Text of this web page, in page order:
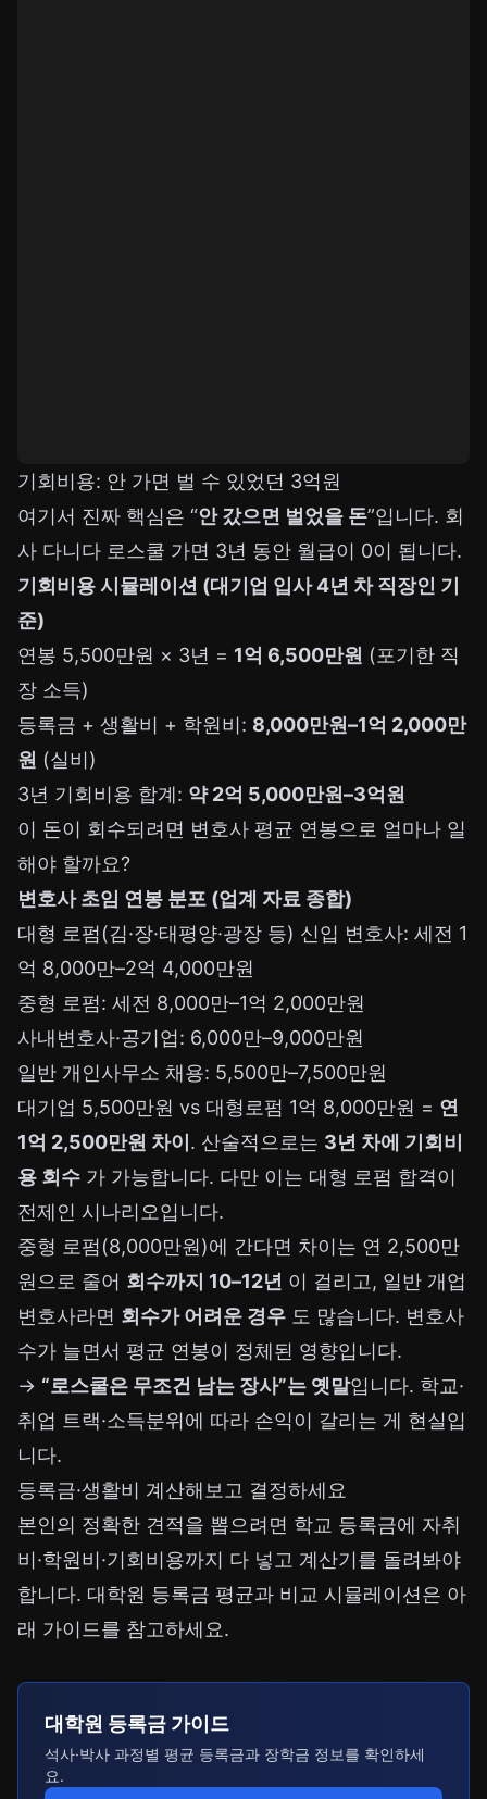
기회비용: 안 가면 벌 수 있었던 3억원
여기서 진짜 핵심은 “안 갔으면 벌었을 돈”입니다. 회
사 다니다 로스쿨 가면 3년 동안 월급이 0이 됩니다.
기회비용 시뮬레이션 (대기업 입사 4년 차 직장인 기
준)
연봉 5,500만원 × 3년 = 1억 6,500만원 (포기한 직
장 소득)
등록금 + 생활비 + 학원비: 8,000만원–1억 2,000만
원 (실비)
3년 기회비용 합계: 약 2억 5,000만원–3억원
이 돈이 회수되려면 변호사 평균 연봉으로 얼마나 일
해야 할까요?
변호사 초임 연봉 분포 (업계 자료 종합)
대형 로펌(김·장·태평양·광장 등) 신입 변호사: 세전 1
억 8,000만–2억 4,000만원
중형 로펌: 세전 8,000만–1억 2,000만원
사내변호사·공기업: 6,000만–9,000만원
일반 개인사무소 채용: 5,500만–7,500만원
대기업 5,500만원 vs 대형로펌 1억 8,000만원 = 연
1억 2,500만원 차이 . 산술적으로는 3년 차에 기회비
용 회수 가 가능합니다. 다만 이는 대형 로펌 합격이
전제인 시나리오입니다.
중형 로펌(8,000만원)에 간다면 차이는 연 2,500만
원으로 줄어 회수까지 10–12년 이 걸리고, 일반 개업
변호사라면 회수가 어려운 경우 도 많습니다. 변호사
수가 늘면서 평균 연봉이 정체된 영향입니다.
→ “로스쿨은 무조건 남는 장사”는 옛말입니다. 학교·
취업 트랙·소득분위에 따라 손익이 갈리는 게 현실입
니다.
등록금·생활비 계산해보고 결정하세요
본인의 정확한 견적을 뽑으려면 학교 등록금에 자취
비·학원비·기회비용까지 다 넣고 계산기를 돌려봐야
합니다. 대학원 등록금 평균과 비교 시뮬레이션은 아
래 가이드를 참고하세요.
대학원 등록금 가이드
석사·박사 과정별 평균 등록금과 장학금 정보를 확인하세
요.